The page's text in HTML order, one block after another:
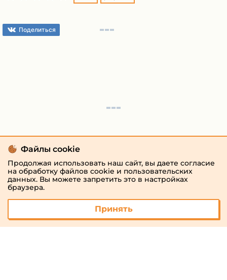
Поделиться
Файлы cookie
Продолжая использовать наш сайт, вы даете согласие
на обработку файлов cookie и пользовательских
данных. Вы можете запретить это в настройках
браузера.
Принять